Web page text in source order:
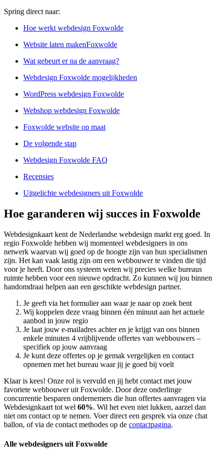
Spring direct naar:
Hoe werkt webdesign Foxwolde
Website laten makenFoxwolde
Wat gebeurt er na de aanvraag?
Webdesign Foxwolde mogelijkheden
WordPress webdesign Foxwolde
Webshop webdesign Foxwolde
Foxwolde website op maat
De volgende stap
Webdesign Foxwolde FAQ
Recensies
Uitgelichte webdesigners uit Foxwolde
Hoe garanderen wij succes in Foxwolde
Webdesignkaart kent de Nederlandse webdesign markt erg goed. In
regio Foxwolde hebben wij momenteel webdesigners in ons
netwerk waarvan wij goed op de hoogte zijn van hun specialismen
zijn. Het kan vaak lastig zijn om een webbouwer te vinden die tijd
voor je heeft. Door ons systeem weten wij precies welke bureaus
ruimte hebben voor een nieuwe opdracht. Zo kunnen wij jou binnen
handomdraai helpen aan een geschikte webdesign partner.
Je geeft via het formulier aan waar je naar op zoek bent
Wij koppelen deze vraag binnen één minuut aan het actuele
aanbod in jouw regio
Je laat jouw e-mailadres achter en je krijgt van ons binnen
enkele minuten 4 vrijblijvende offertes van webbouwers –
specifiek op jouw aanvraag
Je kunt deze offertes op je gemak vergelijken en contact
opnemen met het bureau waar jij je goed bij voelt
Klaar is kees! Onze rol is vervuld en jij hebt contact met jouw
favoriete webbouwer uit Foxwolde. Door deze onderlinge
concurrentie besparen ondernemers die hun offertes aanvragen via
Webdesignkaart tot wel 60%. Wil het even niet lukken, aarzel dan
niet om contact op te nemen. Voer direct een gesprek via onze chat
ballon, of via de contact methodes op de contactpagina.
Alle webdesigners uit Foxwolde